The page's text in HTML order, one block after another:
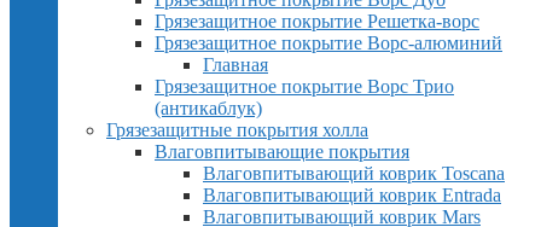
Грязезащитное покрытие Решетка-ворс
Грязезащитное покрытие Ворс-алюминий
Главная
Грязезащитное покрытие Ворс Трио
(антикаблук)
Грязезащитные покрытия холла
Влаговпитывающие покрытия
Влаговпитывающий коврик Toscana
Влаговпитывающий коврик Entrada
Влаговпитывающий коврик Mars